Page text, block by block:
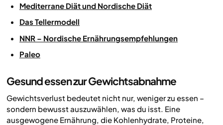
Mediterrane Diät und Nordische Diät
Das Tellermodell
NNR – Nordische Ernährungsempfehlungen
Paleo
Gesund essen zur Gewichtsabnahme
Gewichtsverlust bedeutet nicht nur, weniger zu essen –
sondern bewusst auszuwählen, was du isst. Eine
ausgewogene Ernährung, die Kohlenhydrate, Proteine,